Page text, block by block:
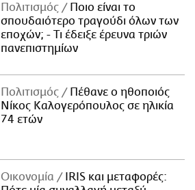
Πολιτισμός
Ποιο είναι το
σπουδαιότερο τραγούδι όλων των
εποχών; - Τι έδειξε έρευνα τριών
πανεπιστημίων
Πολιτισμός
Πέθανε ο ηθοποιός
Νίκος Καλογερόπουλος σε ηλικία
74 ετών
Οικονομία
IRIS και μεταφορές: